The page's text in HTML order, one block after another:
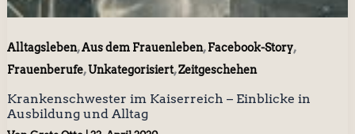
Alltagsleben,Aus dem Frauenleben,Facebook-Story,
Frauenberufe,Unkategorisiert,Zeitgeschehen
Krankenschwester im Kaiserreich – Einblicke in
Ausbildung und Alltag